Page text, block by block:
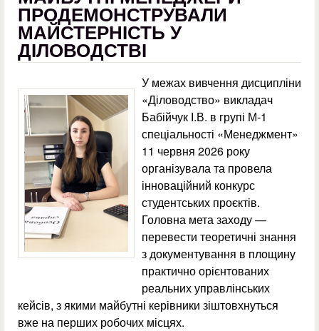
ПРОДЕМОНСТРУВАЛИ
МАЙСТЕРНІСТЬ У
ДІЛОВОДСТВІ
У межах вивчення дисципліни
«Діловодство» викладач
Бабійчук І.В. в групі М-1
спеціальності «Менеджмент»
11 червня 2026 року
організувала та провела
інноваційний конкурс
студентських проєктів.
Головна мета заходу —
перевести теоретичні знання
з документування в площину
практично орієнтованих
реальних управлінських
кейсів, з якими майбутні керівники зіштовхнуться
вже на перших робочих місцях.